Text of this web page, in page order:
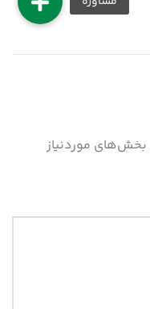
بخش‌های موردنیاز